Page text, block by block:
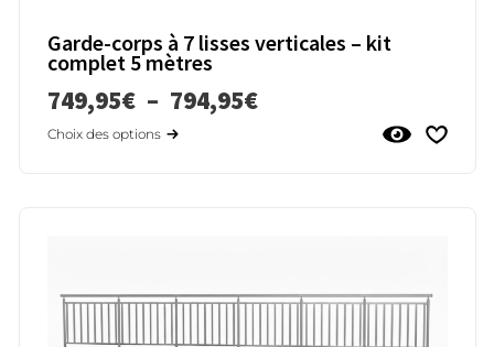
Garde-corps à 7 lisses verticales – kit
complet 5 mètres
749,95€ – 794,95€
Choix des options